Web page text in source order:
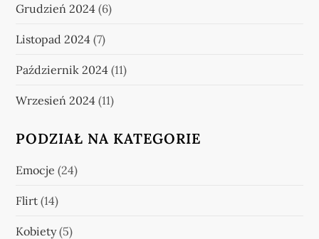
Grudzień 2024 (6)
Listopad 2024 (7)
Październik 2024 (11)
Wrzesień 2024 (11)
PODZIAŁ NA KATEGORIE
Emocje (24)
Flirt (14)
Kobiety(5)